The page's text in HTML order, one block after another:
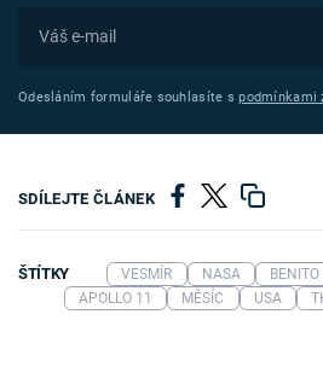
Odesláním formuláře souhlasíte spodmínkami
SDÍLEJTE ČLÁNEK
ŠTÍTKY VESMÍR NASA BENITO
APOLLO 11
MĚSÍC USA